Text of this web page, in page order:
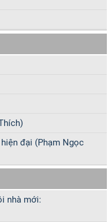
đại (Phạm Ngọc
nhà mới: